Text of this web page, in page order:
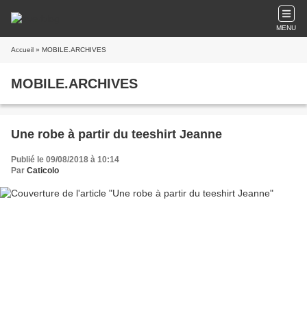
MENU
Accueil » MOBILE.ARCHIVES
MOBILE.ARCHIVES
Une robe à partir du teeshirt Jeanne
Publié le 09/08/2018 à 10:14
Par Caticolo